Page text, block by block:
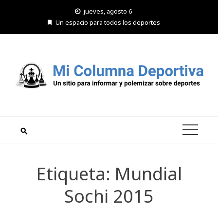
jueves, agosto 6
Un espacio para todos los deportes
Etiqueta: Mundial
Sochi 2015